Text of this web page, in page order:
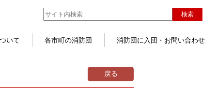
検索
いて 各市町の消防団 消防団に入団・お問い合わせ
戻る